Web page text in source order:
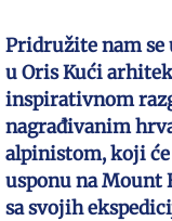
Pridružite nam se
u Oris Kući
inspirativnom
nagrađivanim
alpinistom, koji
usponu na Mount
sa svojih